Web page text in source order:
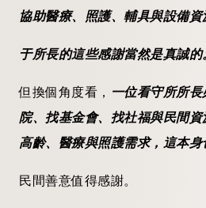
協助醫療、照護、輔具與設備資
于所長的這些感謝當然是真誠的
但換個角度看， 一位看守所所
院、找基金會、找社福與民間
高齡、醫療與照護需求，這本身
民間善意值得感謝。